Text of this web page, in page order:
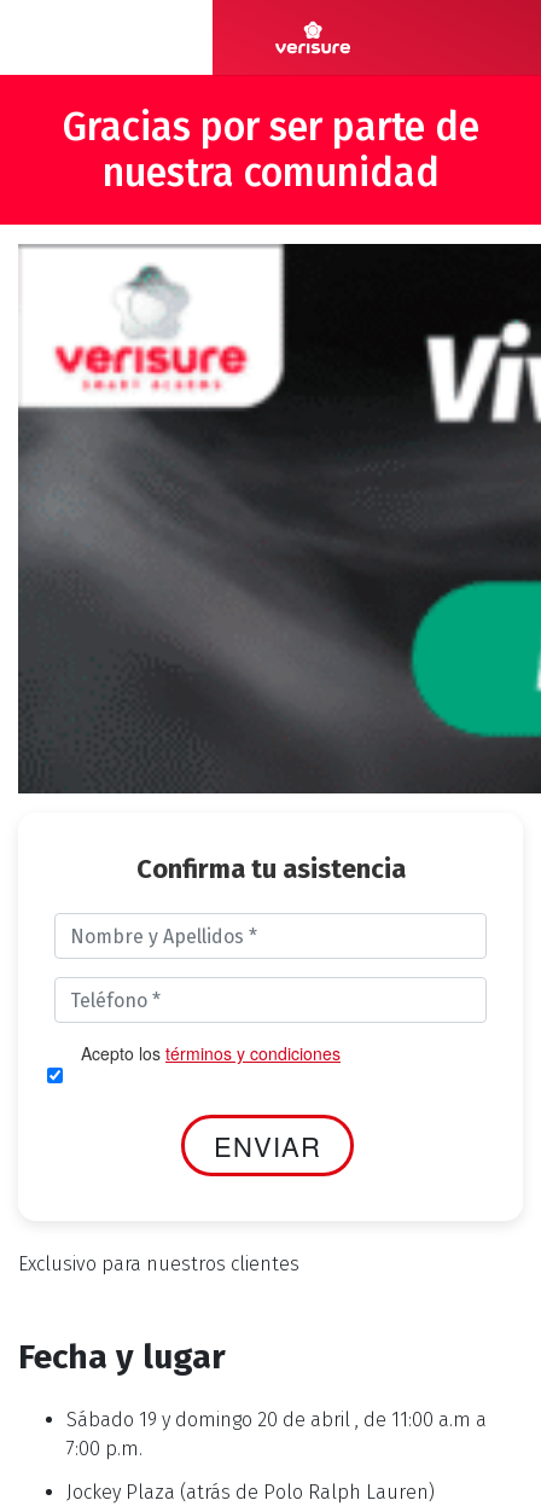
Gracias por ser parte de
nuestra comunidad
Confirma tu asistencia
Acepto los términos y condiciones
Exclusivo para nuestros clientes
Fecha y lugar
Sábado 19 y domingo 20 de abril , de 11:00 a.m a
7:00 p.m.
Jockey Plaza (atrás de Polo Ralph Lauren)